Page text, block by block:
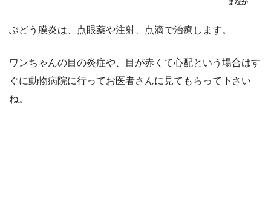
まなか
ぶどう膜炎は、点眼薬や注射、点滴で治療します。
ワンちゃんの目の炎症や、目が赤くて心配という場合はす
ぐに動物病院に行ってお医者さんに見てもらって下さい
ね。